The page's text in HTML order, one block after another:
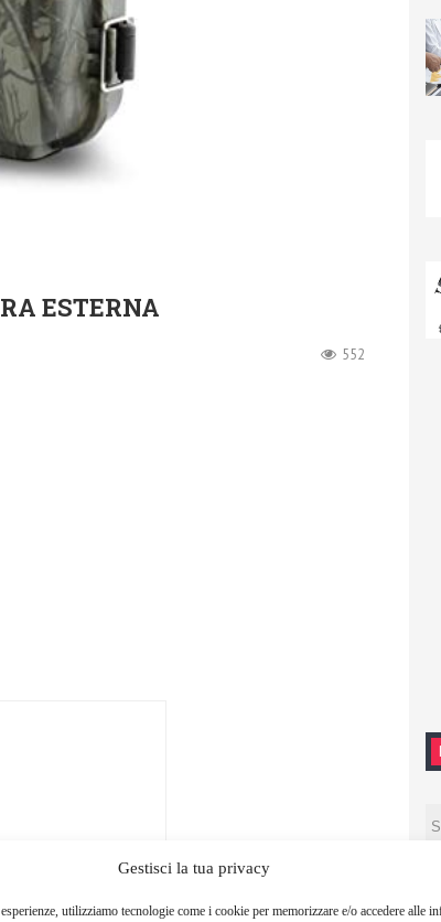
Gestisci la tua privacy
utilizziamo tecnologie come i cookie per memorizzare e/o accedere alle
ESTERNA
552